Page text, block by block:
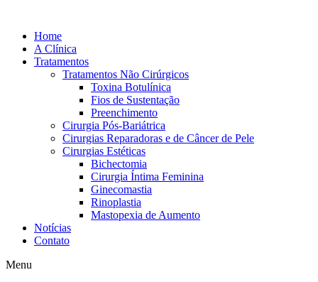
conteúdo
Home
A Clínica
Tratamentos
Tratamentos Não Cirúrgicos
Toxina Botulínica
Fios de Sustentação
Preenchimento
Cirurgia Pós-Bariátrica
Cirurgias Reparadoras e de Câncer de Pele
Cirurgias Estéticas
Bichectomia
Cirurgia Íntima Feminina
Ginecomastia
Rinoplastia
Mastopexia de Aumento
Notícias
Contato
Menu